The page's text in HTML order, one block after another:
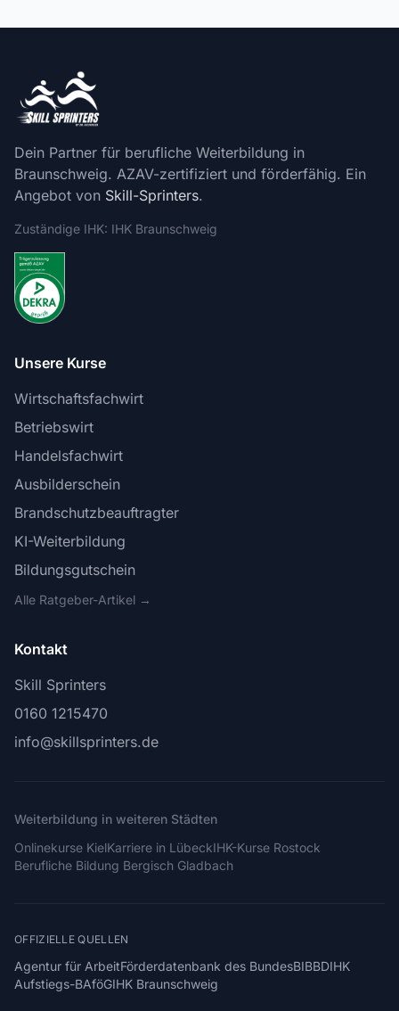
Dein Partner für berufliche Weiterbildung in
Braunschweig. AZAV-zertifiziert und förderfähig. Ein
Angebot von Skill-Sprinters.
Zuständige IHK: IHK Braunschweig
Unsere Kurse
Wirtschaftsfachwirt
Betriebswirt
Handelsfachwirt
Ausbilderschein
Brandschutzbeauftragter
KI-Weiterbildung
Bildungsgutschein
Alle Ratgeber-Artikel →
Kontakt
Skill Sprinters
0160 1215470
info@skillsprinters.de
Weiterbildung in weiteren Städten
Onlinekurse KielKarriere in LübeckIHK-Kurse Rostock
Berufliche Bildung Bergisch Gladbach
OFFIZIELLE QUELLEN
Agentur für ArbeitFörderdatenbank des BundesBIBBDIHK
Aufstiegs-BAföGIHK Braunschweig